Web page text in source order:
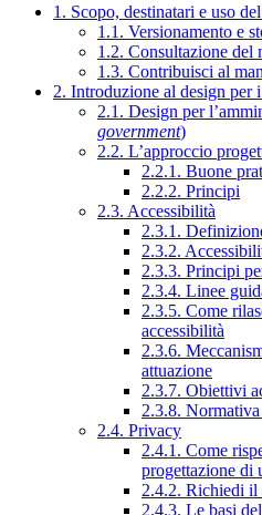
1. Scopo, destinatari e uso
1.1. Versionamento e
1.2. Consultazione del
1.3. Contribuisci al
2. Introduzione al design
2.1. Design per
government)
2.2. L’approccio
2.2.1. Buone
2.2.2. Principi
2.3. Accessibilità
2.3.1.
2.3.2.
2.3.3. Principi
2.3.4. Linee
2.3.5. Come
accessibilità
2.3.6.
attuazione
2.3.7. Obiettivi
2.3.8.
2.4. Privacy
2.4.1. Come
progettazione di
2.4.2. Richiedi il
2.4.3. Le basi